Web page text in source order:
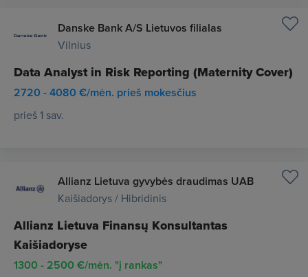
Danske Bank A/S Lietuvos filialas
Vilnius
Data Analyst in Risk Reporting (Maternity Cover)
2720 - 4080 €/mėn. prieš mokesčius
prieš 1 sav.
Allianz Lietuva gyvybės draudimas UAB
Kaišiadorys / Hibridinis
Allianz Lietuva Finansų Konsultantas
Kaišiadoryse
1300 - 2500 €/mėn. "į rankas"